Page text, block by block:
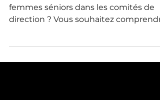
Vous constatez l'absence flagrante de
femmes séniors dans les comités de
pourquoi le "plafond de verre" persiste